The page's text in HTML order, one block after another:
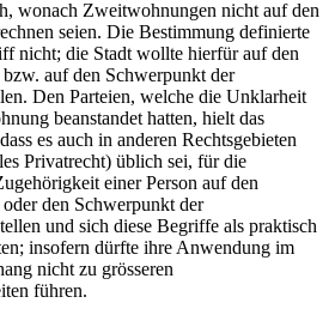
wonach Zweitwohnungen nicht auf den
seien. Die Bestimmung definierte
nicht; die Stadt wollte hierfür auf den
auf den Schwerpunkt der
Den Parteien, welche die Unklarheit
beanstandet hatten, hielt das
es auch in anderen Rechtsgebieten
Privatrecht) üblich sei, für die
einer Person auf den
den Schwerpunkt der
und sich diese Begriffe als praktisch
insofern dürfte ihre Anwendung im
nicht zu grösseren
führen.